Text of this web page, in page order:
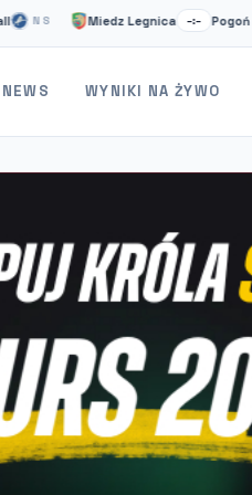
Miedz Legnica –:– Pogoń Grod.
NEWS WYNIKI NA ŻYWO